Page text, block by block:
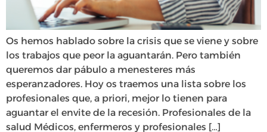
Os hemos hablado sobre la crisis que se viene y sobre
los trabajos que peor la aguantarán. Pero también
queremos dar pábulo a menesteres más
esperanzadores. Hoy os traemos una lista sobre los
profesionales que, a priori, mejor lo tienen para
aguantar el envite de la recesión. Profesionales de la
salud Médicos, enfermeros y profesionales […]